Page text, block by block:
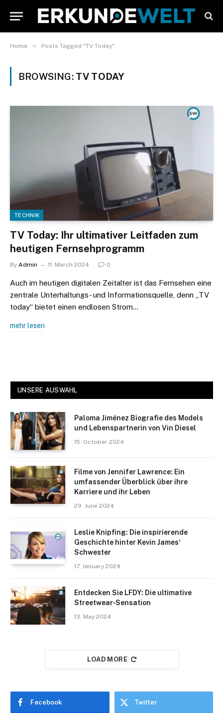
Home » Posts Tagged "TV Today"
BROWSING: TV TODAY
TECHNIK
TV Today: Ihr ultimativer Leitfaden zum
heutigen Fernsehprogramm
By Admin 11. March 2024 0
Auch im heutigen digitalen Zeitalter ist das Fernsehen eine
zentrale Unterhaltungs- und Informationsquelle, denn „TV
today“ bietet einen endlosen Strom…
mehr lesen
UNSERE AUSWAHL
Paloma Jiménez Biografie des Models
und Lebenspartnerin von Vin Diesel
15. October 2024
Filme von Jennifer Lawrence: Ein
umfassender Überblick über ihre
Karriere und ihr Leben
29. June 2024
Leslie Knipfing: Die inspirierende
Geschichte hinter Kevin James‘
Schwester
17. January 2024
Entdecken Sie LFDY: Die ultimative
Streetwear-Sensation
13. May 2024
LOAD MORE
Facebook Twitter